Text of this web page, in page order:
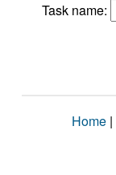
Task name:
Home |